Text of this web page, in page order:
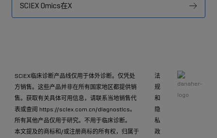
SCIEX Omics在X
SCIEX临床诊断产品线仅用于体外诊断。仅凭处
方销售。这些产品并非在所有国家地区都提供销
售。获取有关具体可用信息，请联系当地销售代
表或查阅 https://sciex.com.cn/diagnostics。
所有其他产品仅用于研究。不用于临床诊断。
本文提及的商标和/或注册商标的所有权，归属于
法
规
和
隐
私
政